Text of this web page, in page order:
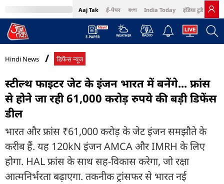
Aaj Tak ई-पेपर বাংলা India Today इंडिया टुडे हिंदी
MumbaiTak Cosmopolitan Harper's Bazaar Northeast
Hindi News डिफेंस न्यूज
स्टील्थ फाइटर जेट के इंजन भारत में बनेंगे... फ्रांस
से होने जा रही 61,000 करोड़ रुपये की बड़ी डिफेंस
डील
भारत और फ्रांस ₹61,000 करोड़ के जेट इंजन समझौते के
करीब हैं. यह 120kN इंजन AMCA और IMRH के लिए
होगा. HAL फ्रांस के साथ सह-विकास करेगा, जो रक्षा
आत्मनिर्भरता बढ़ाएगा. तकनीक ट्रांसफर से भारत नई